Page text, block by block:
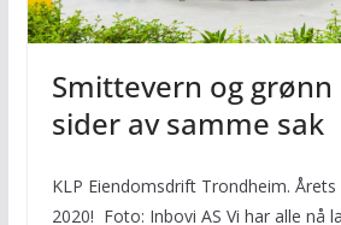
Smittevern og
sider av samme sak
KLP Eiendomsdrift Trondheim.
2020! Foto: Inbovi AS Vi har alle nå